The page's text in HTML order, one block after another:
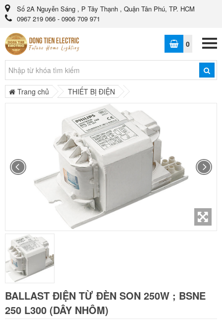
Số 2A Nguyễn Sáng , P Tây Thạnh , Quận Tân Phú, TP. HCM
0967 219 066 - 0906 709 971
0
Trang chủ THIẾT BỊ ĐIỆN
BALLAST ĐIỆN TỪ ĐÈN SON 250W ; BSNE
250 L300 (DÂY NHÔM)